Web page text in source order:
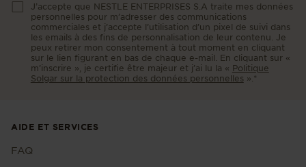
J’accepte que NESTLE ENTERPRISES S.A traite mes données
personnelles pour m’adresser des communications
commerciales et j’accepte l’utilisation d’un pixel de suivi dans
les emails à des fins de personnalisation de leur contenu. Je
peux retirer mon consentement à tout moment en cliquant
sur le lien figurant en bas de chaque e-mail. En cliquant sur «
m’inscrire », je certifie être majeur et j’ai lu la « Politique
Solgar sur la protection des données personnelles ».*
AIDE ET SERVICES
FAQ